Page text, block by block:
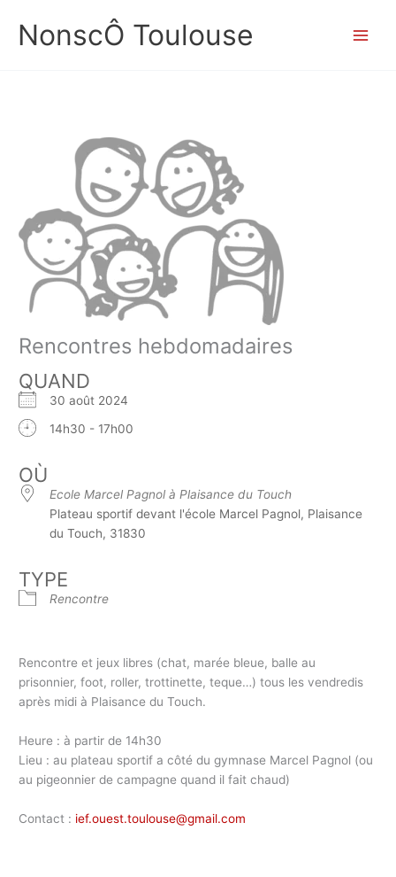
contenu
NonscÔ Toulouse
Rencontres hebdomadaires
QUAND
30 août 2024
14h30 - 17h00
OÙ
Ecole Marcel Pagnol à Plaisance du Touch
Plateau sportif devant l'école Marcel Pagnol, Plaisance
du Touch, 31830
TYPE
Rencontre
Rencontre et jeux libres (chat, marée bleue, balle au
prisonnier, foot, roller, trottinette, teque…) tous les vendredis
après midi à Plaisance du Touch.
Heure : à partir de 14h30
Lieu : au plateau sportif a côté du gymnase Marcel Pagnol (ou
au pigeonnier de campagne quand il fait chaud)
Contact : ief.ouest.toulouse@gmail.com